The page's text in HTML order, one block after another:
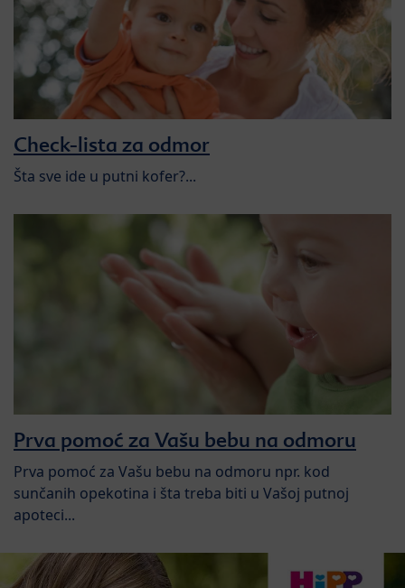
Check-lista za odmor
Šta sve ide u putni kofer?...
Prva pomoć za Vašu bebu na odmoru
Prva pomoć za Vašu bebu na odmoru npr. kod
sunčanih opekotina i šta treba biti u Vašoj putnoj
apoteci...